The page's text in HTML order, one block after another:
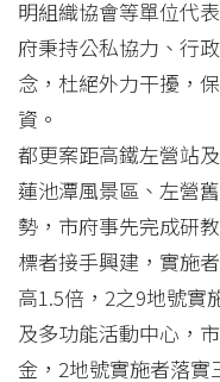
明組織協會等單位代
府秉持公私協力、行
念，杜絕外力干擾，
資。
都更案距高鐵左營站
蓮池潭風景區、左營
勢，市府事先完成研
標者接手興建，實施
高1.5倍，2之9地號實
及多功能活動中心，
金，2地號實施者落實